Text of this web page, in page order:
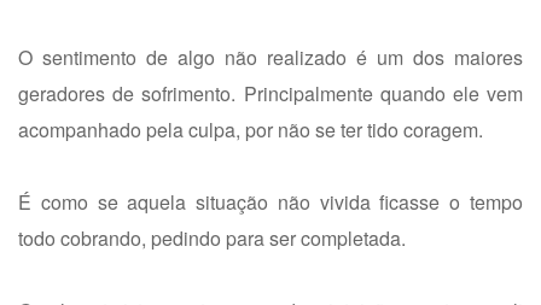
O sentimento de algo não realizado é um dos maiores
geradores de sofrimento. Principalmente quando ele vem
acompanhado pela culpa, por não se ter tido coragem.
É como se aquela situação não vivida ficasse o tempo
todo cobrando, pedindo para ser completada.